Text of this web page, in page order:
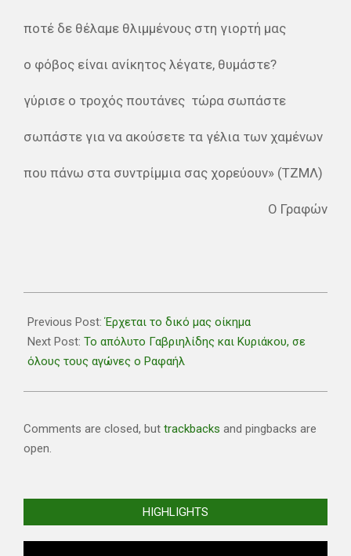
ποτέ δε θέλαμε θλιμμένους στη γιορτή μας
ο φόβος είναι ανίκητος λέγατε, θυμάστε?
γύρισε ο τροχός πουτάνες τώρα σωπάστε
σωπάστε για να ακούσετε τα γέλια των χαμένων
που πάνω στα συντρίμμια σας χορεύουν» (ΤΖΜΛ)
Ο Γραφών
02-
10
Previous Post:Έρχεται το δικό μας οίκημα
Next Post: Το απόλυτο Γαβριηλίδης και Κυριάκου, σε
όλους τους αγώνες ο Ραφαήλ
Comments are closed, but trackbacks and pingbacks are
open.
HIGHLIGHTS